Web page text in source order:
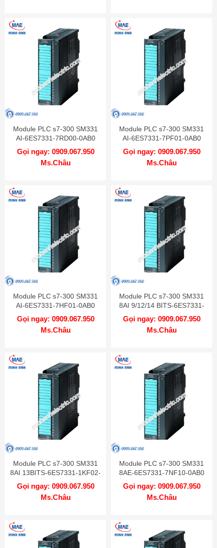
Module PLC s7-300 SM331
AI-6ES7331-7RD00-0AB0
Gọi ngay: 0909.067.950
Ms.Châu
Module PLC s7-300 SM331
AI-6ES7331-7PF01-0AB0
Gọi ngay: 0909.067.950
Ms.Châu
Module PLC s7-300 SM331
AI-6ES7331-7HF01-0AB0
Gọi ngay: 0909.067.950
Ms.Châu
Module PLC s7-300 SM331
8AI 9/12/14 BITS-6ES7331-
7KF02-0AB0
Gọi ngay: 0909.067.950
Ms.Châu
Module PLC s7-300 SM331
8AI 13BITS-6ES7331-1KF02-
0AB0
Gọi ngay: 0909.067.950
Ms.Châu
Module PLC s7-300 SM331
8AE-6ES7331-7NF10-0AB0
Gọi ngay: 0909.067.950
Ms.Châu